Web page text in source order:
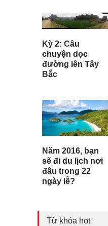
Kỳ 2: Câu
chuyện dọc
đường lên Tây
Bắc
Năm 2016, bạn
sẽ đi du lịch nơi
đâu trong 22
ngày lễ?
Từ khóa hot